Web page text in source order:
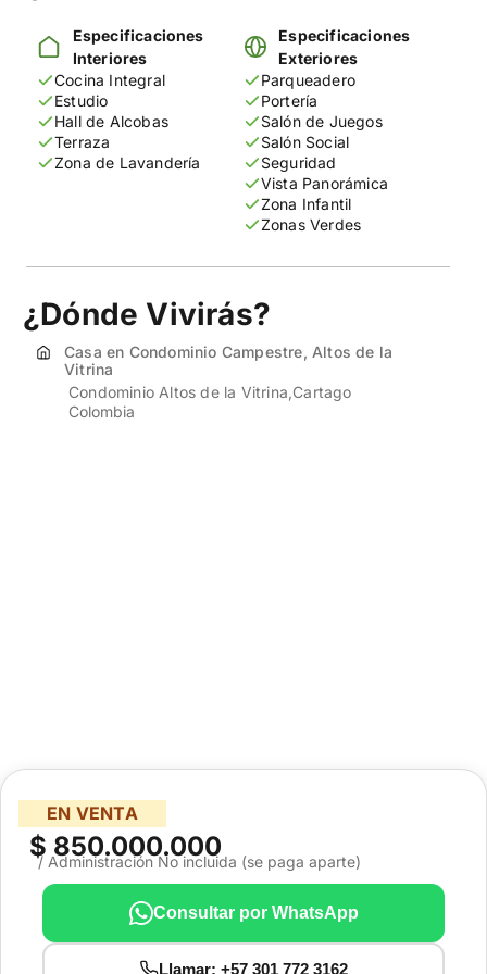
Especificaciones
Interiores
Cocina Integral
Estudio
Hall de Alcobas
Terraza
Zona de Lavandería
Especificaciones
Exteriores
Parqueadero
Portería
Salón de Juegos
Salón Social
Seguridad
Vista Panorámica
Zona Infantil
Zonas Verdes
¿Dónde Vivirás?
Casa en Condominio Campestre, Altos de la
Vitrina
Condominio Altos de la Vitrina Cartago
Colombia
EN VENTA
$ 850.000.000
/ Administración No incluida (se paga aparte)
Consultar por WhatsApp
Llamar: +57 301 772 3162